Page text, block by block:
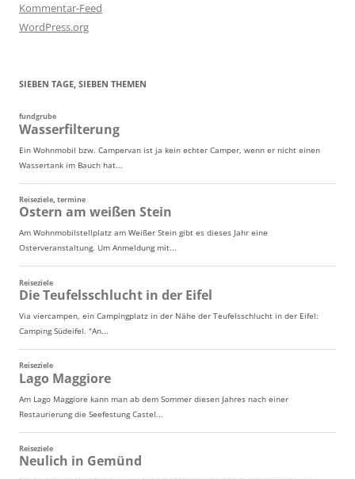
Kommentar-Feed
WordPress.org
SIEBEN TAGE, SIEBEN THEMEN